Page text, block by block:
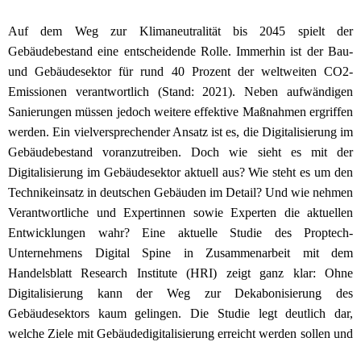
Auf dem Weg zur Klimaneutralität bis 2045 spielt der
Gebäudebestand eine entscheidende Rolle. Immerhin ist der Bau-
und Gebäudesektor für rund 40 Prozent der weltweiten CO2-
Emissionen verantwortlich (Stand: 2021). Neben aufwändigen
Sanierungen müssen jedoch weitere effektive Maßnahmen ergriffen
werden. Ein vielversprechender Ansatz ist es, die Digitalisierung im
Gebäudebestand voranzutreiben. Doch wie sieht es mit der
Digitalisierung im Gebäudesektor aktuell aus? Wie steht es um den
Technikeinsatz in deutschen Gebäuden im Detail? Und wie nehmen
Verantwortliche und Expertinnen sowie Experten die aktuellen
Entwicklungen wahr? Eine aktuelle Studie des Proptech-
Unternehmens Digital Spine in Zusammenarbeit mit dem
Handelsblatt Research Institute (HRI) zeigt ganz klar: Ohne
Digitalisierung kann der Weg zur Dekabonisierung des
Gebäudesektors kaum gelingen. Die Studie legt deutlich dar,
welche Ziele mit Gebäudedigitalisierung erreicht werden sollen und